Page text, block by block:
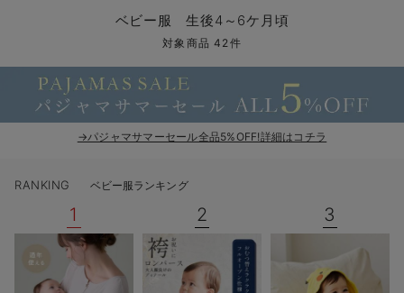
ツーウェイオール・2WAYオール（新生児）
ベビー ブルマ
ベビー スカート
ベビー アウター
ベビー セットアップ
スタイ・よだれかけ（新生児・ベビー）
ベビー 雑貨 小物
ベビー安全グッズ
メモリアルグッズ
授乳・調乳・お食事
哺乳瓶
ベビーの動物なりきり特集
ベビー 夏のお役立ちグッズ特集
袴ロンパース特集
【アウトレット】パジャマ
【アウトレット】インナー
コットン素材
冷房対策
Tシャツブラ
ブラトップ
親子セット
パジャマ
ベビー
ツィード派
セット
ワーク・オフィス
あったかアイテム｜
女の子におススメの
もらって嬉しいギフト
かわいくておもしろ
レギンス・タイツ
裏起毛素材
ベビー服 生後4～6ケ月頃
対象商品 42件
→パジャマサマーセール全品5%OFF!詳細はコチラ
RANKING ベビー服ランキング
1 2 3